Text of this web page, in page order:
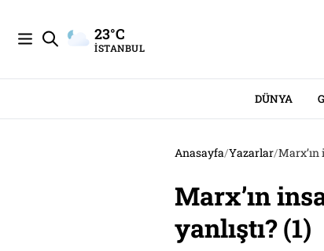
23°C
İSTANBUL
DÜNYA
Anasayfa/Yazarlar/
Marx’ın
yanlıştı? (1)